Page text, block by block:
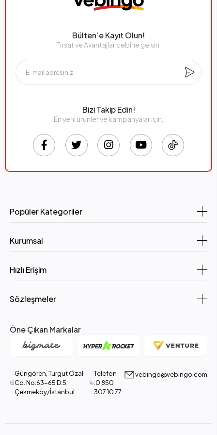
Bülten’e Kayıt Olun!
Fırsat ve Avantajlar cebine gelsin.
Bizi Takip Edin!
En yeni ürünler ve kampanyalar için,
Popüler Kategoriler
Kurumsal
Hızlı Erişim
Sözleşmeler
Öne Çıkan Markalar
Güngören, Turgut Özal
Cd. No:63-65 D:5,
Çekmeköy/İstanbul
Telefon
:0 850
307 10 77
vebingo@vebingo.com